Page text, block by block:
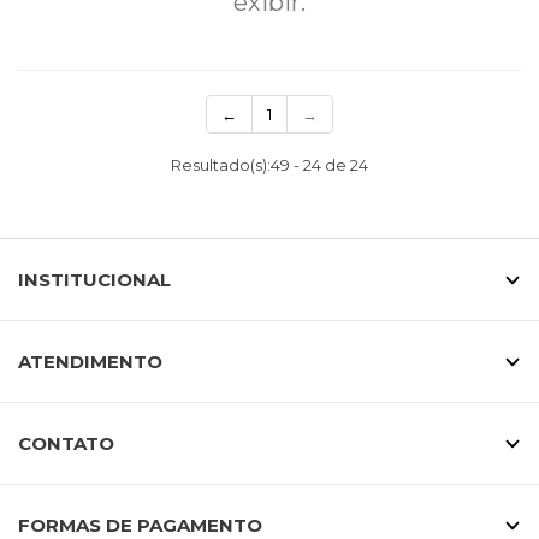
← 1 →
Resultado(s):49 -24 de 24
INSTITUCIONAL
ATENDIMENTO
CONTATO
FORMAS DE PAGAMENTO